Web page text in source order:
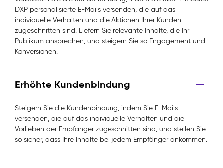
DXP personalisierte E-Mails versenden, die auf das
individuelle Verhalten und die Aktionen Ihrer Kunden
zugeschnitten sind. Liefern Sie relevante Inhalte, die Ihr
Publikum ansprechen, und steigern Sie so Engagement und
Konversionen.
Erhöhte Kundenbindung
Steigern Sie die Kundenbindung, indem Sie E-Mails
versenden, die auf das individuelle Verhalten und die
Vorlieben der Empfänger zugeschnitten sind, und stellen Sie
so sicher, dass Ihre Inhalte bei jedem Empfänger ankommen.